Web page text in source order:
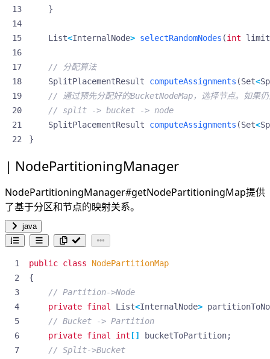
}
List<InternalNode> selectRandomNodes (int limit
// 分配算法
SplitPlacementResult
computeAssignments (Set<
// 通过预先分配好的BucketNodeMap，选择节点。如
// split -> bucket -> node
SplitPlacementResult
computeAssignments (Set<
}
NodePartitioningManager
NodePartitioningManager#getNodePartitioningMap提供
了基于分区和节点的映射关系。
java
public class
NodePartitionMap
{
// Partition->Node
private final List<InternalNode>
// Bucket -> Partition
private final int [] bucketToPartition;
// Split->Bucket